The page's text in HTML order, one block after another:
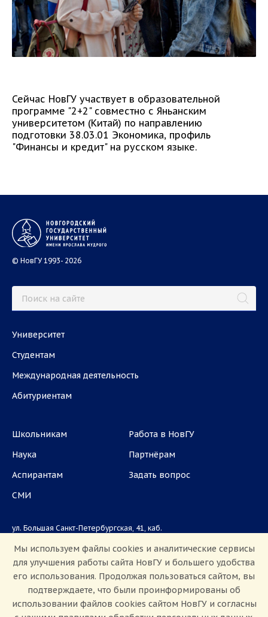
Сейчас НовГУ участвует в образовательной
программе "2+2" совместно с Яньанским
университетом (Китай) по направлению
подготовки 38.03.01 Экономика, профиль
"Финансы и кредит" на русском языке.
© НовГУ 1993- 2026
Университет
Студентам
Международная деятельность
Абитуриентам
Школьникам
Наука
Аспирантам
СМИ
Работа в НовГУ
Партнёрам
Задать вопрос
ул. Большая Санкт-Петербургская, 41, каб.
Приемная комиссия: +7(8162)33-20-44
Мы используем файлы cookies и аналитические сервисы
для улучшения работы сайта НовГУ и большего удобства
его использования. Продолжая пользоваться сайтом, вы
подтверждаете, что были проинформированы об
использовании файлов cookies сайтом НовГУ и согласны